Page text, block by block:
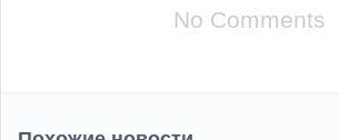
No Comments